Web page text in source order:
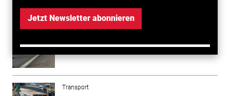
Jetzt Newsletter abonnieren
Transport
Klamme Kassen bei der Autobahn GmbH
Transport